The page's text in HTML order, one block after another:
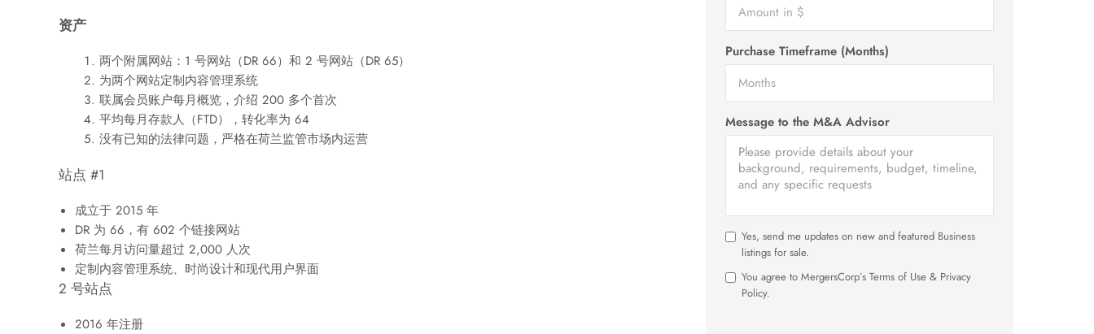
资产
两个附属网站：1 号网站（DR 66）和 2 号网站（DR 65）
为两个网站定制内容管理系统
联属会员账户每月概览，介绍 200 多个首次
平均每月存款人（FTD），转化率为 64
没有已知的法律问题，严格在荷兰监管市场内运营
站点 #1
成立于 2015 年
DR 为 66，有 602 个链接网站
荷兰每月访问量超过 2,000 人次
定制内容管理系统、时尚设计和现代用户界面
2 号站点
2016 年注册
Purchase Timeframe (Months)
Message to the M&A Advisor
Yes, send me updates on new and featured Business
listings for sale.
You agree to MergersCorp’s Terms of Use & Privacy
Policy.